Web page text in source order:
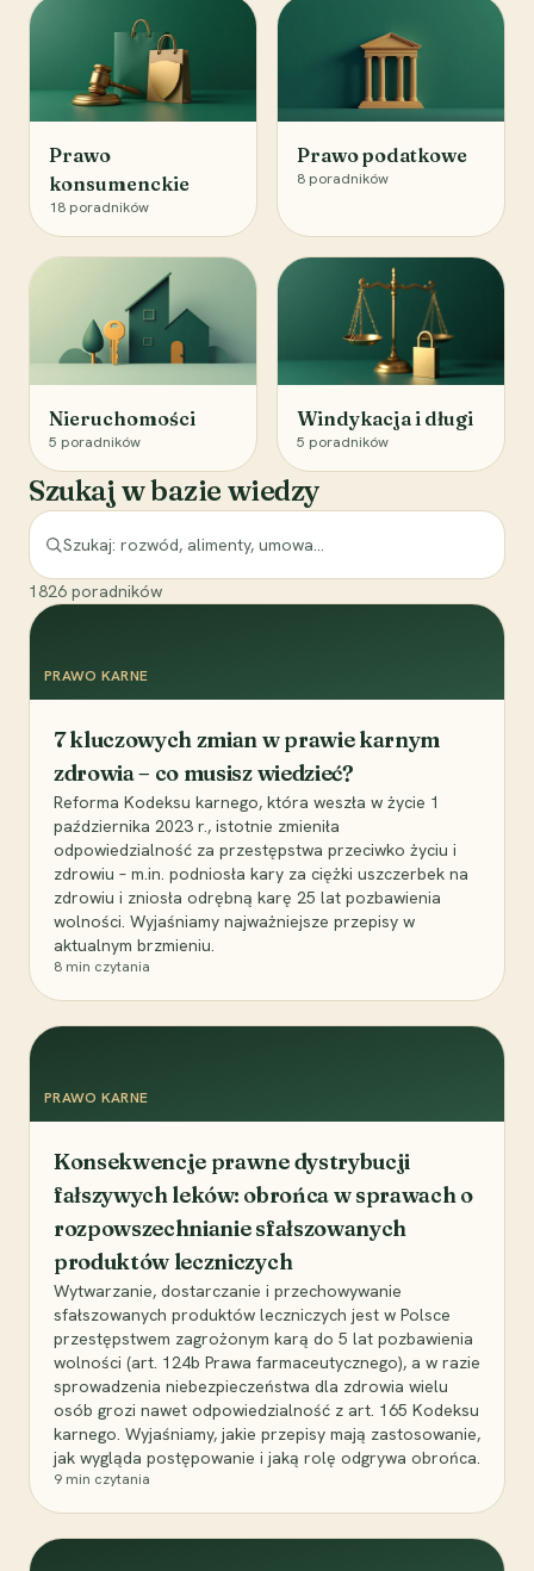
Prawo
konsumenckie
18 poradników
Prawo podatkowe
8 poradników
Nieruchomości
5 poradników
Windykacja i długi
5 poradników
Szukaj w bazie wiedzy
1826 poradników
PRAWO KARNE
7 kluczowych zmian w prawie karnym
zdrowia – co musisz wiedzieć?
Reforma Kodeksu karnego, która weszła w życie 1
października 2023 r., istotnie zmieniła
odpowiedzialność za przestępstwa przeciwko życiu i
zdrowiu – m.in. podniosła kary za ciężki uszczerbek na
zdrowiu i zniosła odrębną karę 25 lat pozbawienia
wolności. Wyjaśniamy najważniejsze przepisy w
aktualnym brzmieniu.
8 min czytania
PRAWO KARNE
Konsekwencje prawne dystrybucji
fałszywych leków: obrońca w sprawach o
rozpowszechnianie sfałszowanych
produktów leczniczych
Wytwarzanie, dostarczanie i przechowywanie
sfałszowanych produktów leczniczych jest w Polsce
przestępstwem zagrożonym karą do 5 lat pozbawienia
wolności (art. 124b Prawa farmaceutycznego), a w razie
sprowadzenia niebezpieczeństwa dla zdrowia wielu
osób grozi nawet odpowiedzialność z art. 165 Kodeksu
karnego. Wyjaśniamy, jakie przepisy mają zastosowanie,
jak wygląda postępowanie i jaką rolę odgrywa obrońca.
9 min czytania